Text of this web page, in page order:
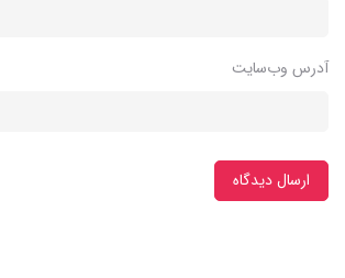
آدرس وب‌سایت
ارسال دیدگاه